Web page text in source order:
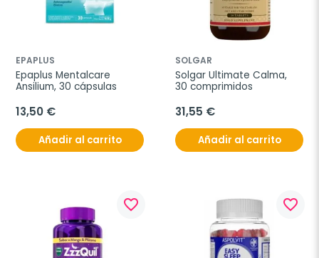
EPAPLUS
Epaplus Mentalcare
Ansilium, 30 cápsulas
13,50 €
Añadir al carrito
SOLGAR
Solgar Ultimate Calma,
30 comprimidos
31,55 €
Añadir al carrito
favorite_border favorite_border